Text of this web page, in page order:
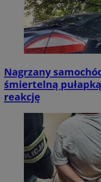
Nagrzany
śmiertelną
reakcję